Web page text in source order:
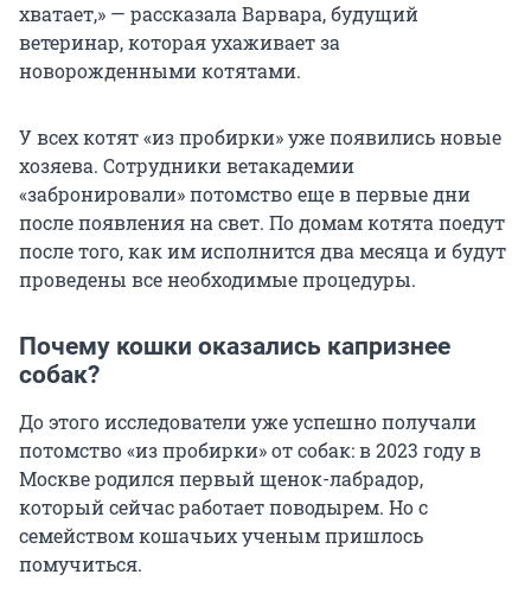
хватает,» — рассказала Варвара, будущий
ветеринар, которая ухаживает за
новорожденными котятами.
У всех котят «из пробирки» уже появились новые
хозяева. Сотрудники ветакадемии
«забронировали» потомство еще в первые дни
после появления на свет. По домам котята поедут
после того, как им исполнится два месяца и будут
проведены все необходимые процедуры.
Почему кошки оказались капризнее
собак?
До этого исследователи уже успешно получали
потомство «из пробирки» от собак: в 2023 году в
Москве родился первый щенок-лабрадор,
который сейчас работает поводырем. Но с
семейством кошачьих ученым пришлось
помучиться.